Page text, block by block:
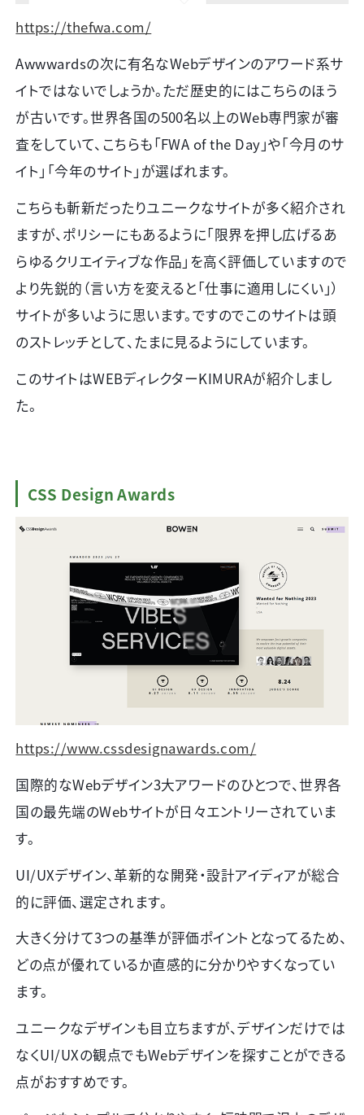
https://thefwa.com/
Awwwardsの次に有名なWebデザインのアワード系サ
イトではないでしょうか。ただ歴史的にはこちらのほう
が古いです。世界各国の500名以上のWeb専門家が審
査をしていて、こちらも「FWA of the Day 」や「今月のサ
イト」「今年のサイト」が選ばれます。
こちらも斬新だったりユニークなサイトが多く紹介され
ますが、ポリシーにもあるように「限界を押し広げるあ
らゆるクリエイティブな作品」を高く評価していますので
より先鋭的（言い方を変えると「仕事に適用しにくい」）
サイトが多いように思います。ですのでこのサイトは頭
のストレッチとして、たまに見るようにしています。
このサイトはWEBディレクターKIMURAが紹介しまし
た。
CSS Design Awards
https://www.cssdesignawards.com/
国際的なWebデザイン3大アワードのひとつで、世界各
国の最先端のWebサイトが日々エントリーされていま
す。
UI/UXデザイン、革新的な開発・設計アイディアが総合
的に評価、選定されます。
大きく分けて3つの基準が評価ポイントとなってるため、
どの点が優れているか直感的に分かりやすくなってい
ます。
ユニークなデザインも目立ちますが、デザインだけでは
なくUI/UXの観点でもWebデザインを探すことができる
点がおすすめです。